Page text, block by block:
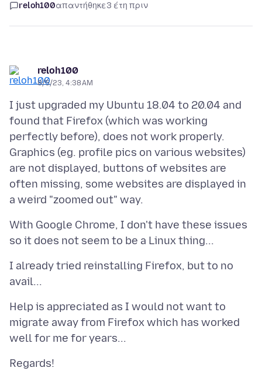
reloh100απαντήθηκε3 έτη πριν
reloh100
8/5/23, 4:38 AM
I just upgraded my Ubuntu 18.04 to 20.04 and
found that Firefox (which was working
perfectly before), does not work properly.
Graphics (eg. profile pics on various websites)
are not displayed, buttons of websites are
often missing, some websites are displayed in
With Google Chrome, I don't have these issues
I already tried reinstalling Firefox, but to no
Help is appreciated as I would not want to
migrate away from Firefox which has worked